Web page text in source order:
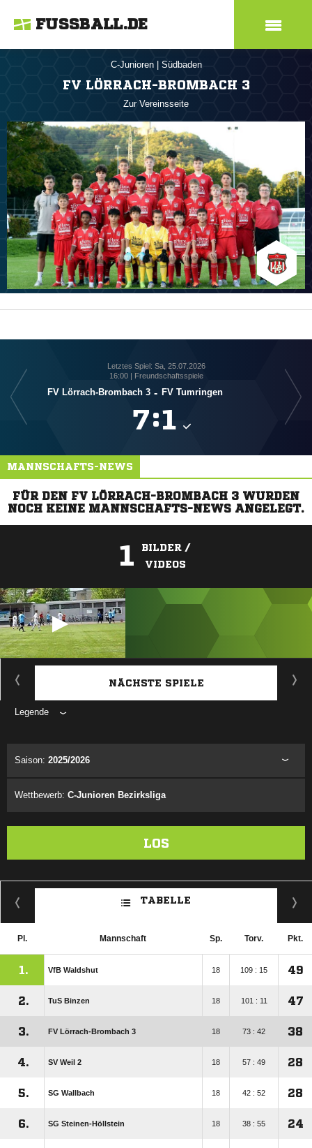
FUSSBALL.DE
C-Junioren Südbaden
FV LÖRRACH-BROMBACH 3
Zur Vereinsseite
Letztes Spiel: Sa, 25.07.2026
16:00 | Freundschaftsspiele
FV Lörrach-Brombach 3 - FV Tumringen
:
MANNSCHAFTS-NEWS
FÜR DEN FV LÖRRACH-BROMBACH 3 WURDEN
NOCH KEINE MANNSCHAFTS-NEWS ANGELEGT.
1
BILDER /
VIDEOS
ANZEIGE
NÄCHSTE SPIELE
Legende
Saison: 2025/2026
Wettbewerb: C-Junioren Bezirksliga
LOS
TABELLE
Pl. Mannschaft Sp. Torv. Pkt.
1. VfB Waldshut 18 109 : 15 49
2. TuS Binzen 18 101 : 11 47
3. FV Lörrach-Brombach 3 18 73 : 42 38
4. SV Weil 2 18 57 : 49 28
5. SG Wallbach 18 42 : 52 28
6. SG Steinen-Höllstein 18 38 : 55 24